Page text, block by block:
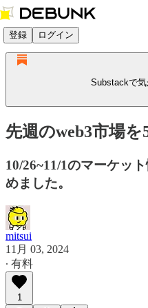
登録 ログイン
Substackで
先週のweb3市場を
10/26~11/1のマーケッ
めました。
mitsui
11月 03, 2024
∙ 有料
1